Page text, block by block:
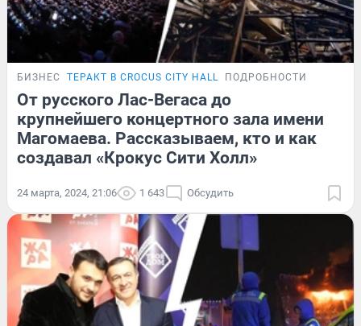
БИЗНЕС ТЕРАКТ В CROCUS CITY HALL ПОДРОБНОСТИ
От русского Лас-Вегаса до
крупнейшего концертного зала имени
Магомаева. Рассказываем, кто и как
создавал «Крокус Сити Холл»
24 марта, 2024, 21:06 1 643 Обсудить